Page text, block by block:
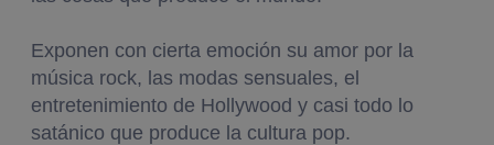
Exponen con cierta emoción su amor por la
música rock, las modas sensuales, el
entretenimiento de Hollywood y casi todo lo
satánico que produce la cultura pop.